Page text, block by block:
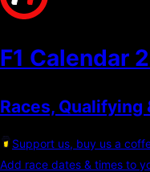
F1 Calendar
Races,
Support us, buy us a
Add race dates & times to